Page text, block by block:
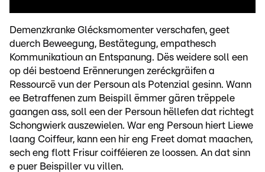
Demenzkranke Glécksmomenter verschafen, geet
duerch Beweegung, Bestätegung, empathesch
Kommunikatioun an Entspanung. Dës weidere soll een
op déi bestoend Erënnerungen zeréckgräifen a
Ressourcë vun der Persoun als Potenzial gesinn. Wann
ee Betraffenen zum Beispill ëmmer gären trëppele
gaangen ass, soll een der Persoun hëllefen dat richtegt
Schongwierk auszewielen. War eng Persoun hiert Liewe
laang Coiffeur, kann een hir eng Freet domat maachen,
sech eng flott Frisur coifféieren ze loossen. An dat sinn
e puer Beispiller vu villen.